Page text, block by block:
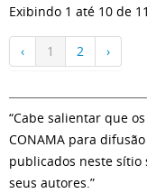
Exibindo 1 até 10 de
‹ 1 2 ›
“Cabe salientar que
CONAMA para
publicados neste sítio
seus autores.”